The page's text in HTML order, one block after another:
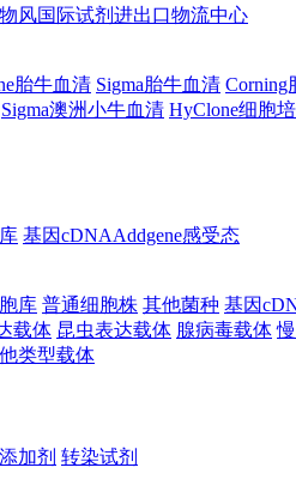
风国际试剂进出口物流中心
胎牛血清 Sigma胎牛血清 Corning
Sigma澳洲小牛血清 HyClone细胞
基因cDNAAddgene感受态
库 普通细胞株 其他菌种 基因
载体 昆虫表达载体 腺病毒载体
类型载体
加剂 转染试剂